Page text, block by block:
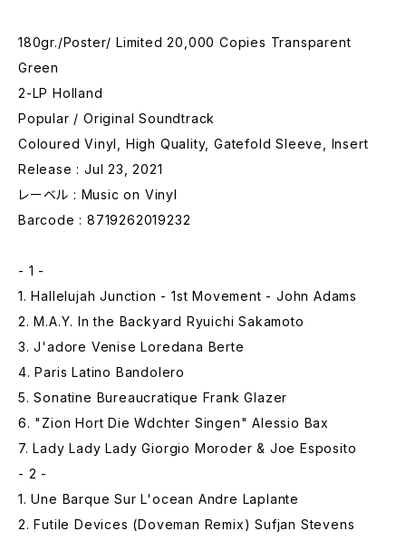
180gr./Poster/ Limited 20,000 Copies Transparent
Green
2-LP Holland
Popular / Original Soundtrack
Coloured Vinyl, High Quality, Gatefold Sleeve, Insert
Release : Jul 23, 2021
レーベル : Music on Vinyl
Barcode : 8719262019232
- 1 -
1. Hallelujah Junction - 1st Movement - John Adams
2. M.A.Y. In the Backyard Ryuichi Sakamoto
3. J'adore Venise Loredana Berte
4. Paris Latino Bandolero
5. Sonatine Bureaucratique Frank Glazer
6. "Zion Hort Die Wdchter Singen" Alessio Bax
7. Lady Lady Lady Giorgio Moroder & Joe Esposito
- 2 -
1. Une Barque Sur L'ocean Andre Laplante
2. Futile Devices (Doveman Remix) Sufjan Stevens